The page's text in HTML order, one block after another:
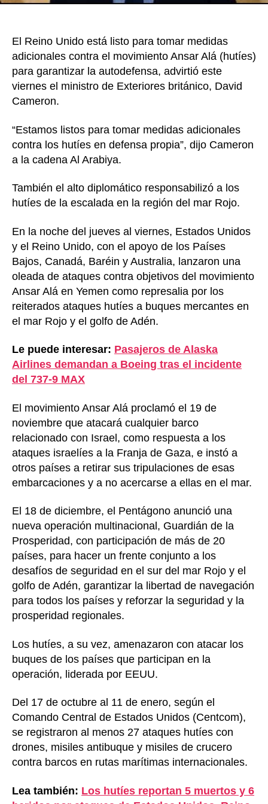
El Reino Unido está listo para tomar medidas
adicionales contra el movimiento Ansar Alá (hutíes)
para garantizar la autodefensa, advirtió este
viernes el ministro de Exteriores británico, David
Cameron.
“Estamos listos para tomar medidas adicionales
contra los hutíes en defensa propia”, dijo Cameron
a la cadena Al Arabiya.
También el alto diplomático responsabilizó a los
hutíes de la escalada en la región del mar Rojo.
En la noche del jueves al viernes, Estados Unidos
y el Reino Unido, con el apoyo de los Países
Bajos, Canadá, Baréin y Australia, lanzaron una
oleada de ataques contra objetivos del movimiento
Ansar Alá en Yemen como represalia por los
reiterados ataques hutíes a buques mercantes en
el mar Rojo y el golfo de Adén.
Le puede interesar: Pasajeros de Alaska
Airlines demandan a Boeing tras el incidente
del 737-9 MAX
El movimiento Ansar Alá proclamó el 19 de
noviembre que atacará cualquier barco
relacionado con Israel, como respuesta a los
ataques israelíes a la Franja de Gaza, e instó a
otros países a retirar sus tripulaciones de esas
embarcaciones y a no acercarse a ellas en el mar.
El 18 de diciembre, el Pentágono anunció una
nueva operación multinacional, Guardián de la
Prosperidad, con participación de más de 20
países, para hacer un frente conjunto a los
desafíos de seguridad en el sur del mar Rojo y el
golfo de Adén, garantizar la libertad de navegación
para todos los países y reforzar la seguridad y la
prosperidad regionales.
Los hutíes, a su vez, amenazaron con atacar los
buques de los países que participan en la
operación, liderada por EEUU.
Del 17 de octubre al 11 de enero, según el
Comando Central de Estados Unidos (Centcom),
se registraron al menos 27 ataques hutíes con
drones, misiles antibuque y misiles de crucero
contra barcos en rutas marítimas internacionales.
Lea también: Los hutíes reportan 5 muertos y 6